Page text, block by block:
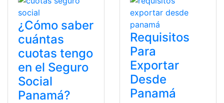
¿Cómo saber
cuántas
cuotas tengo
en el Seguro
Social
Panamá?
Requisitos
Para
Exportar
Desde
Panamá